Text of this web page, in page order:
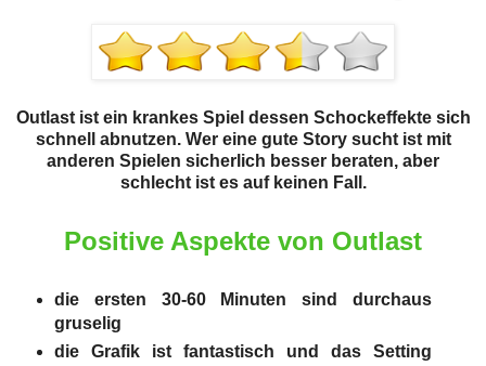
Outlast ist ein krankes Spiel dessen Schockeffekte sich
schnell abnutzen. Wer eine gute Story sucht ist mit
anderen Spielen sicherlich besser beraten, aber
schlecht ist es auf keinen Fall.
Positive Aspekte von Outlast
die ersten 30-60 Minuten sind durchaus
gruselig
die Grafik ist fantastisch und das Setting